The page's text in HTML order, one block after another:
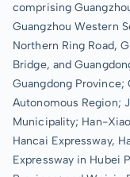
comprising
Guangzhou Western
Northern Ring Road,
Bridge, and
Guangdong Province;
Autonomous Region;
Municipality; Han-
Hancai Expressway,
Expressway in Hubei